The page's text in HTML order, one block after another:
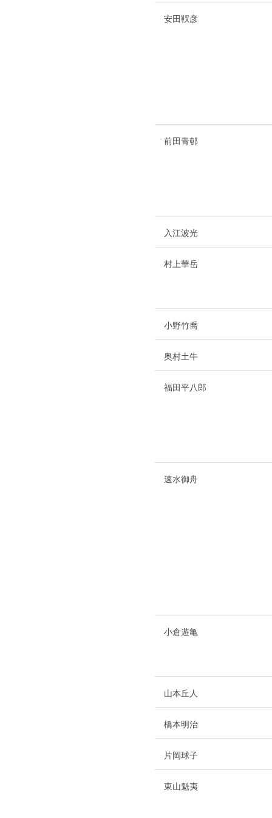
安田靫彦
前田青邨
入江波光
村上華岳
小野竹喬
奥村土牛
福田平八郎
速水御舟
小倉遊亀
山本丘人
橋本明治
片岡球子
東山魁夷